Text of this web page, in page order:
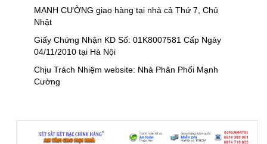
MẠNH CƯỜNG giao hàng tại nhà cả Thứ 7, Chủ
Nhật
Giấy Chứng Nhận KD Số: 01K8007581 Cấp Ngày
04/11/2010 tại Hà Nội
Chịu Trách Nhiệm website: Nhà Phân Phối Mạnh
Cường